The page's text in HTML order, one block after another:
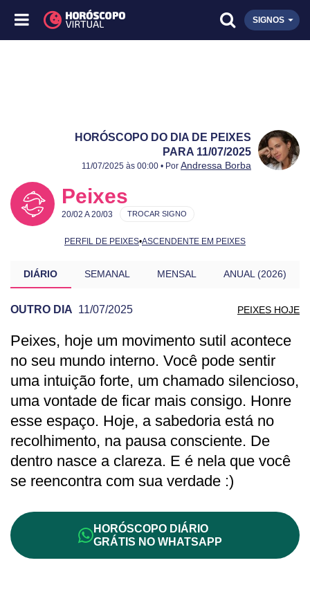
SIGNOS
HORÓSCOPO DO DIA DE PEIXES
PARA 11/07/2025
Publicado:
11/07/2025
Atualizado:
11/07/2025
11/07/2025 às 00:00 • Por Andressa Borba
Peixes
20/02 A 20/03
PERFIL DE PEIXES•ASCENDENTE EM PEIXES
TROCAR SIGNO
DIÁRIO SEMANAL MENSAL ANUAL (2026)
OUTRO DIA 11/07/2025 PEIXES HOJE
PREVISÃO DE PEIXES PARA OUTRO DIA
Peixes, hoje um movimento sutil acontece
no seu mundo interno. Você pode sentir
uma intuição forte, um chamado silencioso,
uma vontade de ficar mais consigo. Honre
esse espaço. Hoje, a sabedoria está no
recolhimento, na pausa consciente. De
dentro nasce a clareza. E é nela que você
se reencontra com sua verdade :)
HORÓSCOPO DIÁRIO
GRÁTIS NO WHATSAPP